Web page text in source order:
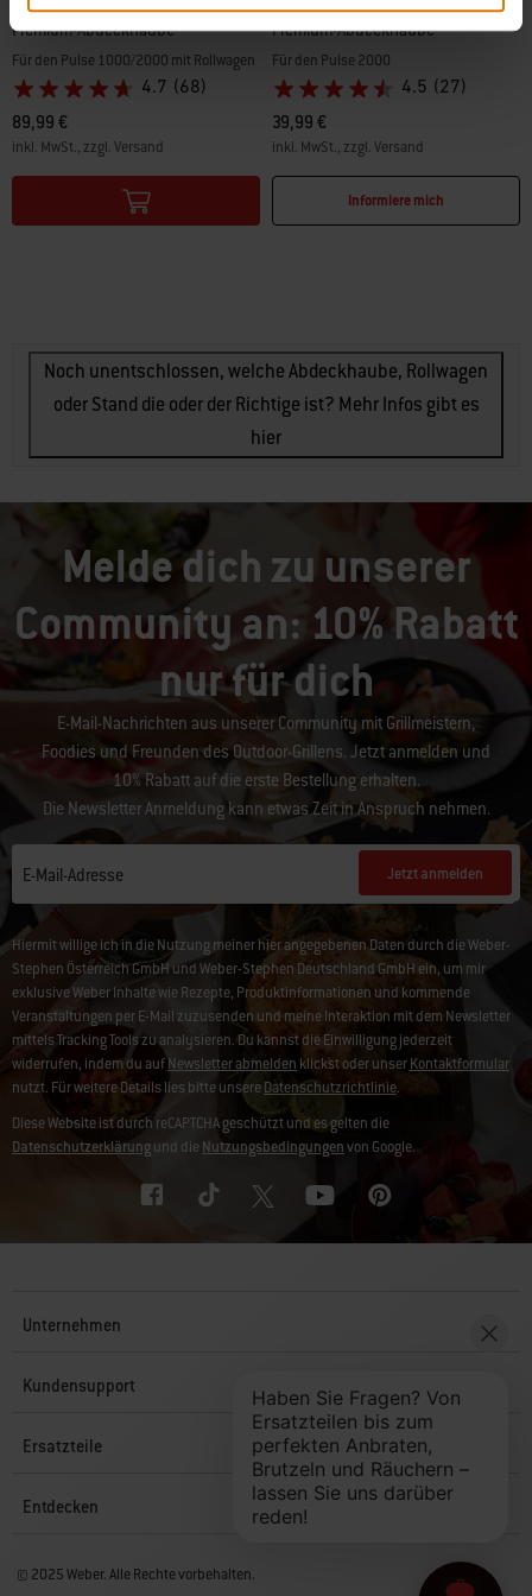
Premium-Abdeckhaube
Für den Pulse 1000/2000 mit Rollwagen
4.7 (68)
89,99 €
inkl. MwSt., zzgl. Versand
Color Options
Premium-Abdeckhaube
Für den Pulse 2000
4.5 (27)
39,99 €
inkl. MwSt., zzgl. Versand
Color Options
Informiere mich
Noch unentschlossen, welche Abdeckhaube, Rollwagen
oder Stand die oder der Richtige ist? Mehr Infos gibt es
hier
Melde dich zu unserer
Community an: 10% Rabatt
nur für dich
E-Mail-Nachrichten aus unserer Community mit Grillmeistern,
Foodies und Freunden des Outdoor-Grillens. Jetzt anmelden und
10% Rabatt auf die erste Bestellung erhalten.
Die Newsletter Anmeldung kann etwas Zeit in Anspruch nehmen.
E-Mail-Adresse Jetzt anmelden
Hiermit willige ich in die Nutzung meiner hier angegebenen Daten durch die Weber-
Stephen Österreich GmbH und Weber-Stephen Deutschland GmbH ein, um mir
exklusive Weber Inhalte wie Rezepte, Produktinformationen und kommende
Veranstaltungen per E-Mail zuzusenden und meine Interaktion mit dem Newsletter
mittels Tracking Tools zu analysieren. Du kannst die Einwilligung jederzeit
widerrufen, indem du aufNewsletter abmelden klickst oder unserKontaktformular
nutzt. Für weitere Details lies bitte unsereDatenschutzrichtlinie.
Diese Website ist durch reCAPTCHA geschützt und es gelten die
Datenschutzerklärungund dieNutzungsbedingungenvon Google.
Unternehmen
Kundensupport
Ersatzteile
Entdecken
© 2025 Weber. Alle Rechte vorbehalten.